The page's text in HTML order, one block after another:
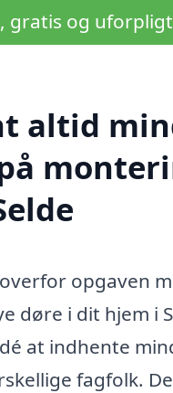
gratis og
altid
opgaven
døre i dit hjem i
at indhente
fagfolk.